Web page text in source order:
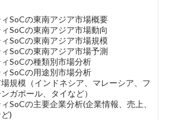
ィSoCの東南アジア市場概要
ィSoCの東南アジア市場動向
ィSoCの東南アジア市場規模
ィSoCの東南アジア市場予測
ィSoCの種類別市場分析
ィSoCの用途別市場分析
場規模（インドネシア、マレーシア、フ
ガポール、タイなど）
SoCの主要企業分析(企業情報、売上、
)